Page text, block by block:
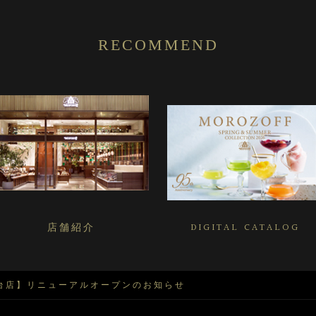
RECOMMEND
店舗紹介 DIGITAL CATALOG
店】リニューアルオープンのお知らせ